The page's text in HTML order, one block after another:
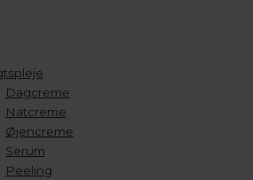
Dagcreme
Natcreme
Øjencreme
Serum
Peeling